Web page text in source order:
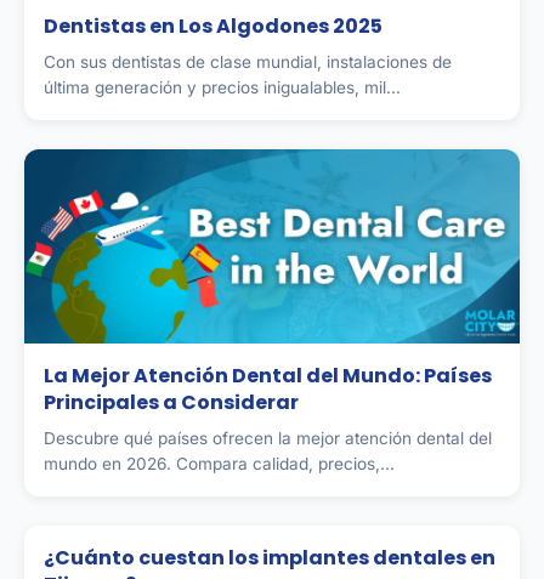
Dentistas en Los Algodones 2025
Con sus dentistas de clase mundial, instalaciones de
última generación y precios inigualables, mil...
La Mejor Atención Dental del Mundo: Países
Principales a Considerar
Descubre qué países ofrecen la mejor atención dental del
mundo en 2026. Compara calidad, precios,...
¿Cuánto cuestan los implantes dentales en